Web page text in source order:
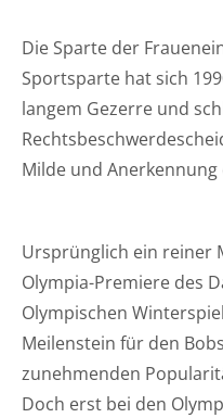
Die Sparte der
Sportsparte hat sich
langem Gezerre und
Milde und
Ursprünglich ein reiner
Olympia-Premiere des
Olympischen
Meilenstein für den
zunehmenden
Doch erst bei den